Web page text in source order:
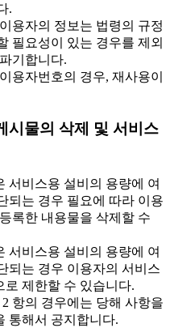
.
용자의 정보는 법령의 규정
필요성이 있는 경우를 제외
기합니다.
용자번호의 경우, 재사용이
시물의 삭제 및 서비스
서비스용 설비의 용량에 여
되는 경우 필요에 따라 이용
록한 내용물을 삭제할 수
서비스용 설비의 용량에 여
되는 경우 이용자의 서비스
로 제한할 수 있습니다.
항의 경우에는 당해 사항을
통해서 공지합니다.